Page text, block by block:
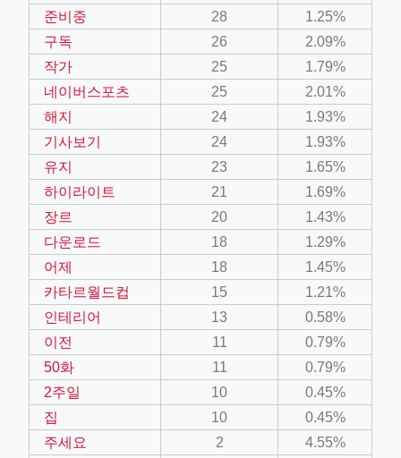
준비중
28
1.25%
구독
26
2.09%
작가
25
1.79%
네이버스포츠
25
2.01%
해지
24
1.93%
기사보기
24
1.93%
유지
23
1.65%
하이라이트
21
1.69%
장르
20
1.43%
다운로드
18
1.29%
어제
18
1.45%
카타르월드컵
15
1.21%
인테리어
13
0.58%
이전
11
0.79%
50화
11
0.79%
2주일
10
0.45%
집
10
0.45%
주세요
2
4.55%